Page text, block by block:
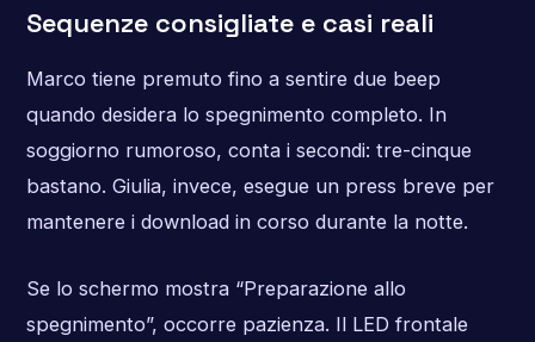
Sequenze consigliate e casi reali
Marco tiene premuto fino a sentire due beep
quando desidera lo spegnimento completo. In
soggiorno rumoroso, conta i secondi: tre-cinque
bastano. Giulia, invece, esegue un press breve per
mantenere i download in corso durante la notte.
Se lo schermo mostra “Preparazione allo
spegnimento”, occorre pazienza. Il LED frontale